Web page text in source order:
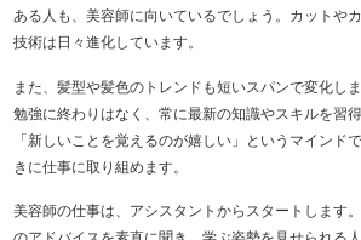
ある人も、美容師に向いているでしょう。カットや
技術は日々進化しています。
また、髪型や髪色のトレンドも短いスパンで変化し
勉強に終わりはなく、常に最新の知識やスキルを習
「新しいことを覚えるのが嬉しい」というマインド
きに仕事に取り組めます。
美容師の仕事は、アシスタントからスタートします
のアドバイスを素直に聞き、学ぶ姿勢を見せられる